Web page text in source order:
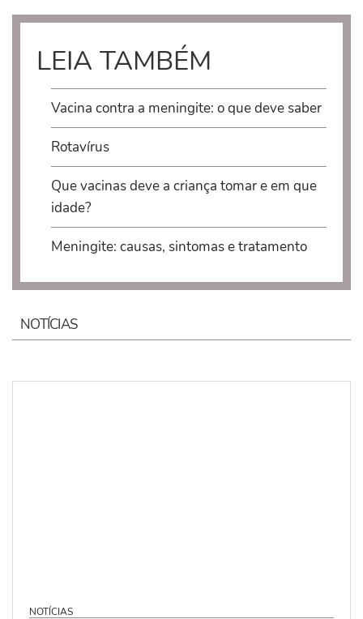
LEIA TAMBÉM
Vacina contra a meningite: o que deve saber
Rotavírus
Que vacinas deve a criança tomar e em que
idade?
Meningite: causas, sintomas e tratamento
NOTÍCIAS
NOTÍCIAS